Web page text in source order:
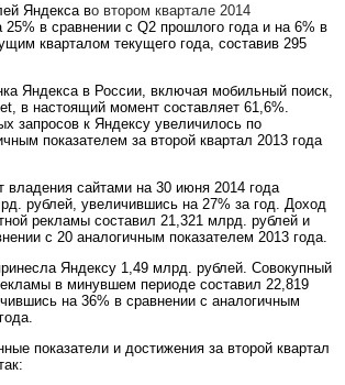
Яндекса во втором квартале 2014
25% в сравнении с Q2 прошлого года и на 6% в
кварталом текущего года, составив 295
Яндекса в России, включая мобильный поиск,
в настоящий момент составляет 61,6%.
запросов к Яндексу увеличилось по
показателем за второй квартал 2013 года
владения сайтами на 30 июня 2014 года
рублей, увеличившись на 27% за год. Доход
рекламы составил 21,321 млрд. рублей и
с 20 аналогичным показателем 2013 года.
Яндексу 1,49 млрд. рублей. Совокупный
в минувшем периоде составил 22,819
на 36% в сравнении с аналогичным
показатели и достижения за второй квартал